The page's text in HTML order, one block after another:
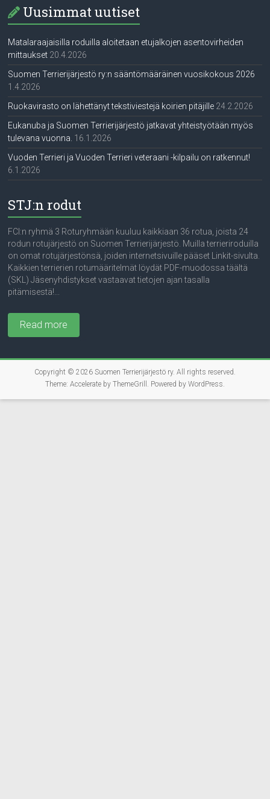
Uusimmat uutiset
Matalaraajaisilla roduilla aloitetaan etujalkojen asentovirheiden
mittaukset 20.4.2026
Suomen Terrierijärjestö ry:n sääntömääräinen vuosikokous 2026
1.4.2026
Ruokavirasto on lähettänyt tekstiviestejä koirien pitäjille 24.2.2026
Eukanuba ja Suomen Terrierijärjestö jatkavat yhteistyötään myös
tulevana vuonna. 16.1.2026
Vuoden Terrieri ja Vuoden Terrieri veteraani -kilpailu on ratkennut!
6.1.2026
STJ:n rodut
FCI:n ryhmä 3 Roturyhmään kuuluu kaikkiaan 36 rotua, joista 24
rodun rotujärjestö on Suomen Terrierijärjestö. Muilla terrieriroduilla
on omat rotujärjestönsä, joiden internetsivuille pääset Linkit-sivulta.
Kaikkien terrierien rotumääritelmät löydät PDF-muodossa täältä
(SKL) Jäsenyhdistykset vastaavat tietojen ajan tasalla
pitämisestä!...
Read more
Copyright © 2026 Suomen Terrierijärjestö ry. All rights reserved.
Theme: Accelerateby ThemeGrill. Powered by WordPress.